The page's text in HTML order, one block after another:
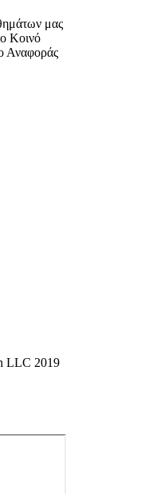
μας
Κοινό
Αναφοράς
LLC 2019